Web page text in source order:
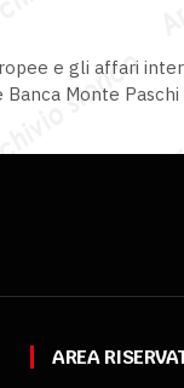
e gli affari
Monte Paschi
AREA